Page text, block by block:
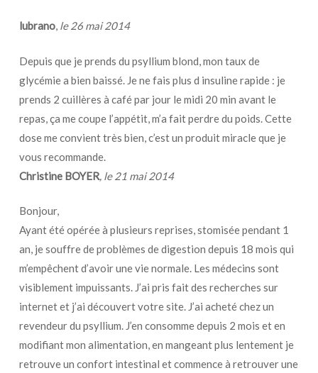
lubrano, le 26 mai 2014
Depuis que je prends du psyllium blond, mon taux de
glycémie a bien baissé. Je ne fais plus d insuline rapide : je
prends 2 cuillères à café par jour le midi 20 min avant le
repas, ça me coupe l’appétit, m’a fait perdre du poids. Cette
dose me convient très bien, c’est un produit miracle que je
vous recommande.
Christine BOYER, le 21 mai 2014
Bonjour,
Ayant été opérée à plusieurs reprises, stomisée pendant 1
an, je souffre de problèmes de digestion depuis 18 mois qui
m’empêchent d’avoir une vie normale. Les médecins sont
visiblement impuissants. J’ai pris fait des recherches sur
internet et j’ai découvert votre site. J’ai acheté chez un
revendeur du psyllium. J’en consomme depuis 2 mois et en
modifiant mon alimentation, en mangeant plus lentement je
retrouve un confort intestinal et commence à retrouver une